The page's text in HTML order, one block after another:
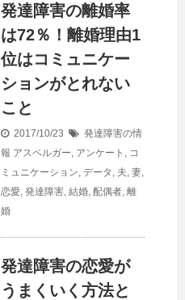
発達障害の離婚率
は72％！離婚理由1
位はコミュニケー
ションがとれない
こと
2017/10/23
発達障害の情
報 アスペルガー, アンケート , コ
ミュニケーション, データ , 夫, 妻,
恋愛, 発達障害, 結婚, 配偶者, 離
婚
発達障害の恋愛が
うまくいく方法と